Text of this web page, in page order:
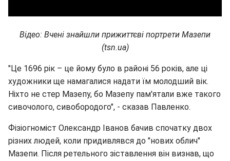
Відео: Вчені знайшли прижиттєві портрети Мазепи
(tsn.ua)
"Це 1696 рік – це йому було в районі 56 років, але ці
художники ще намагалися надати їм молодший вік.
Ніхто не стер Мазепу, бо Мазепу пам'ятали вже такого
сивочолого, сивобородого", - сказав Павленко.
Фізіогноміст Олександр Іванов бачив спочатку двох
різних людей, коли придивлявся до "нових облич"
Мазепи. Після ретельного зіставлення він визнав, що